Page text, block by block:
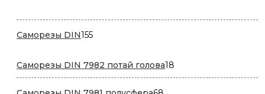
Саморезы DIN155155
Саморезы DIN 7982 потай голова18
товаров